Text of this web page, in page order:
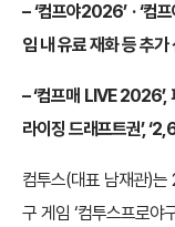
– ‘컴프야2026’ · ‘컴
임 내 유료 재화 등 추
– ‘컴프매 LIVE 2026’,
라이징 드래프트권’,
컴투스(대표 남재관)
구 게임 ‘컴투스프로야